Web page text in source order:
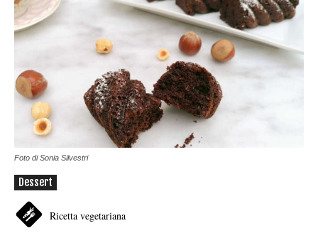
Foto di Sonia Silvestri
Dessert
Ricetta vegetariana